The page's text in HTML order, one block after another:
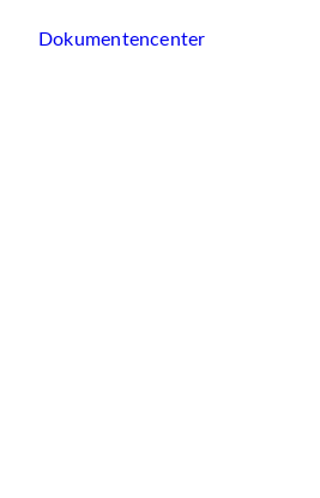
Dokumentencenter